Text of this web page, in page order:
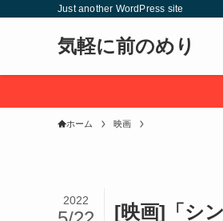
Just another WordPress site
気軽に前のめり
ホーム 映画
[映画]「シ
2022